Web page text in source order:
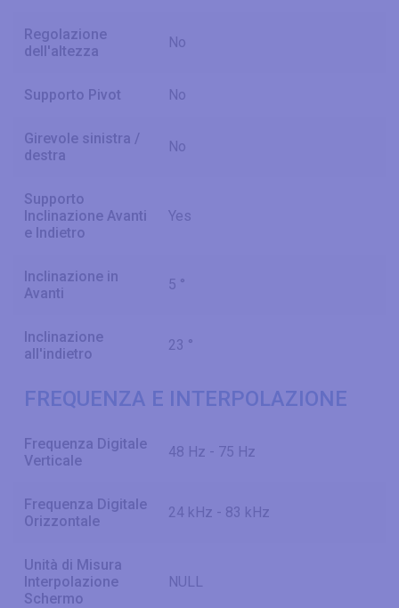
Regolazione
dell'altezza
No
Supporto Pivot No
Girevole sinistra /
destra
No
Supporto
Inclinazione Avanti
e Indietro
Yes
Inclinazione in
Avanti
5 °
Inclinazione
all'indietro
23 °
FREQUENZA E INTERPOLAZIONE
Frequenza Digitale
Verticale
48 Hz - 75 Hz
Frequenza Digitale
Orizzontale
24 kHz - 83 kHz
Unità di Misura
Interpolazione
Schermo
NULL